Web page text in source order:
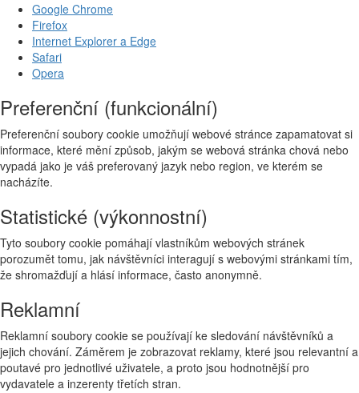
Google Chrome
Firefox
Internet Explorer a Edge
Safari
Opera
Preferenční (funkcionální)
Preferenční soubory cookie umožňují webové stránce zapamatovat si
informace, které mění způsob, jakým se webová stránka chová nebo
vypadá jako je váš preferovaný jazyk nebo region, ve kterém se
nacházíte.
Statistické (výkonnostní)
Tyto soubory cookie pomáhají vlastníkům webových stránek
porozumět tomu, jak návštěvníci interagují s webovými stránkami tím,
že shromažďují a hlásí informace, často anonymně.
Reklamní
Reklamní soubory cookie se používají ke sledování návštěvníků a
jejich chování. Záměrem je zobrazovat reklamy, které jsou relevantní a
poutavé pro jednotlivé uživatele, a proto jsou hodnotnější pro
vydavatele a inzerenty třetích stran.